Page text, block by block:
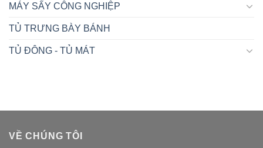
MÁY SẤY CÔNG NGHIỆP
TỦ TRƯNG BÀY BÁNH
TỦ ĐÔNG - TỦ MÁT
VỀ CHÚNG TÔI